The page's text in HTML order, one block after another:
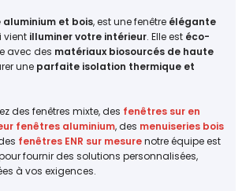
et bois, est une fenêtre élégante
vient illuminer votre intérieur. Elle est éco-
avec des matériaux biosourcés de haute
une parfaite isolation thermique et
des fenêtres mixte, des fenêtres sur en
fenêtres aluminium, des menuiseries bois
fenêtres ENR sur mesurenotre équipe est
fournir des solutions personnalisées,
à vos exigences.